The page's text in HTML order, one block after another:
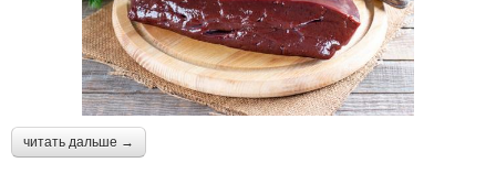
читать дальше →